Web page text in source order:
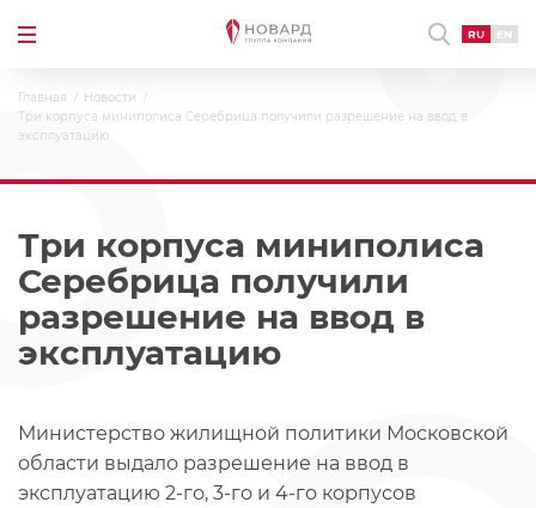
RU EN
Главная
Новости
Три корпуса миниполиса Серебрица получили разрешение на ввод в
эксплуатацию
Три корпуса миниполиса
Серебрица получили
разрешение на ввод в
эксплуатацию
Министерство жилищной политики Московской
области выдало разрешение на ввод в
эксплуатацию 2-го, 3-го и 4-го корпусов